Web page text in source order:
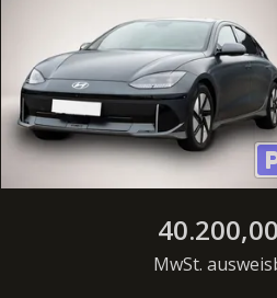
77kWh Navi
Kamera PDC L
MwSt.